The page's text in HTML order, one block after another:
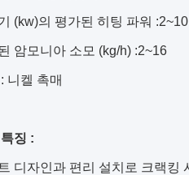
(kw)의 평가된 히팅 파워 :2~10
암모니아 소모 (kg/h) :2~16
니켈 촉매
징 :
디자인과 편리 설치로 크랙킹